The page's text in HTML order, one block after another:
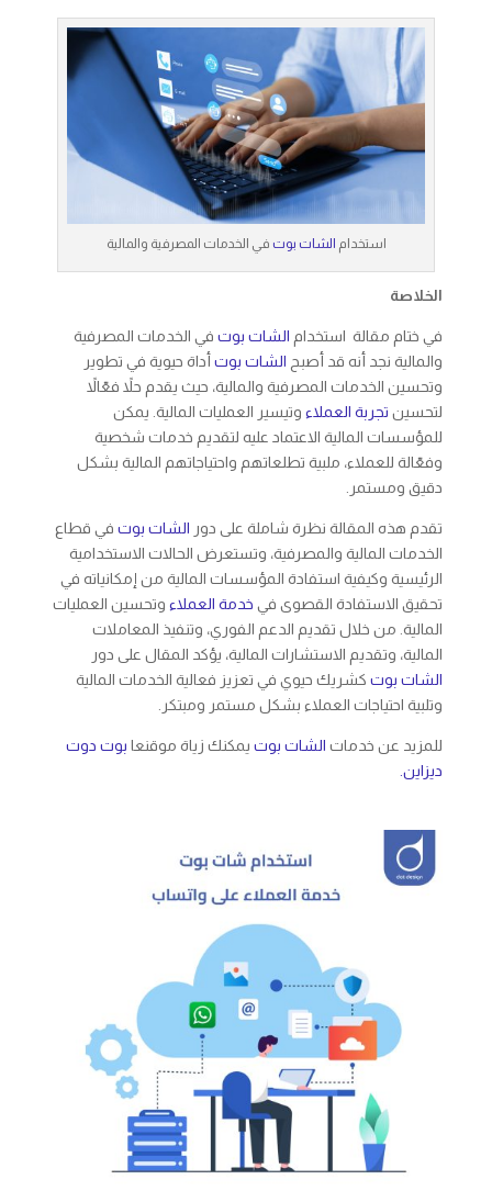
استخدام الشات بوت في الخدمات المصرفية والمالية
الخلاصة
في ختام مقالة استخدام الشات بوتفي الخدمات المصرفية
والمالية نجد أنه قد أصبح الشات بوتأداة حيوية في تطوير
وتحسين الخدمات المصرفية والمالية، حيث يقدم حلاً فعّالاً
لتحسين تجربة العملاءوتيسير العمليات المالية. يمكن
للمؤسسات المالية الاعتماد عليه لتقديم خدمات شخصية
وفعّالة للعملاء، ملبية تطلعاتهم واحتياجاتهم المالية بشكل
دقيق ومستمر.
تقدم هذه المقالة نظرة شاملة على دور الشات بوتفي قطاع
الخدمات المالية والمصرفية، وتستعرض الحالات الاستخدامية
الرئيسية وكيفية استفادة المؤسسات المالية من إمكانياته في
تحقيق الاستفادة القصوى في خدمة العملاءوتحسين العمليات
المالية. من خلال تقديم الدعم الفوري، وتنفيذ المعاملات
المالية، وتقديم الاستشارات المالية، يؤكد المقال على دور
الشات بوتكشريك حيوي في تعزيز فعالية الخدمات المالية
وتلبية احتياجات العملاء بشكل مستمر ومبتكر.
للمزيد عن خدمات الشات بوتيمكنك زياة موقنعابوت دوت
ديزاين.